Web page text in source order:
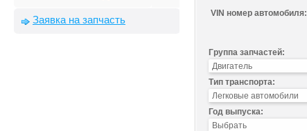
Заявка на запчасть
VIN номер автомобиля:
Группа запчастей:
Тип транспорта:
Год выпуска: